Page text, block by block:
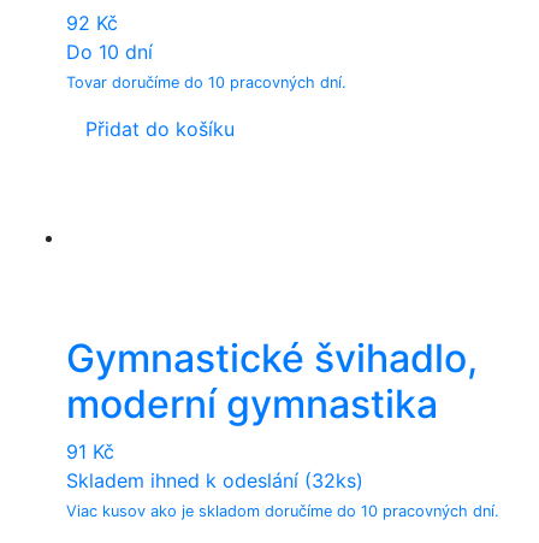
92 Kč
Do 10 dní
Tovar doručíme do 10 pracovných dní.
Přidat do košíku
Gymnastické švihadlo,
moderní gymnastika
91 Kč
Skladem ihned k odeslání (32ks)
Viac kusov ako je skladom doručíme do 10 pracovných dní.